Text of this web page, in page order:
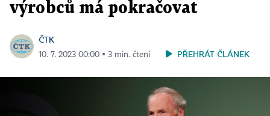
výrobců má pokračovat
ČTK
10. 7. 2023 00:00 ▪ 3 min. čtení PŘEHRÁT ČLÁNEK